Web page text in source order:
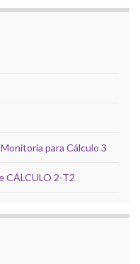
para Cálculo 3
CÁLCULO 2-T2